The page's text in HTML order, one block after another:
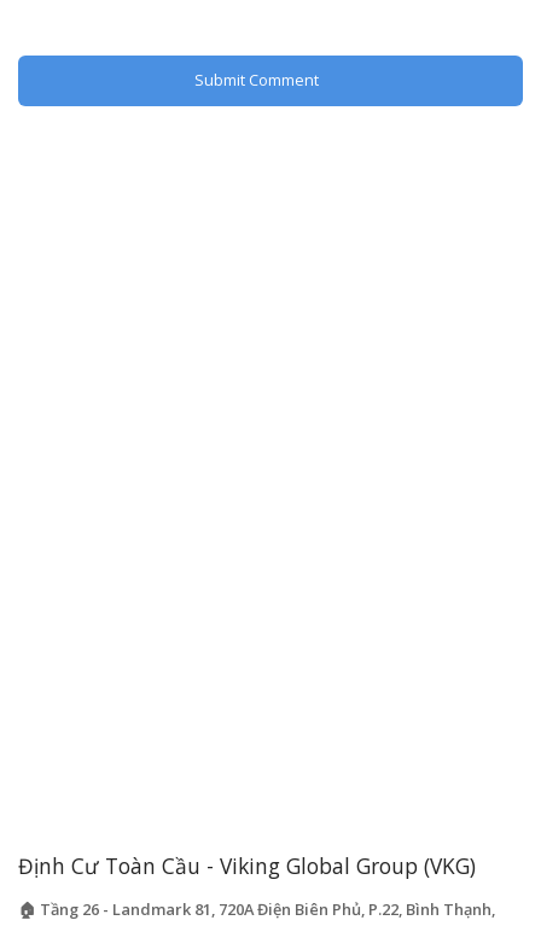
Định Cư Toàn Cầu - Viking Global Group (VKG)
🏠 Tầng 26 - Landmark 81, 720A Điện Biên Phủ, P.22, Bình Thạnh,